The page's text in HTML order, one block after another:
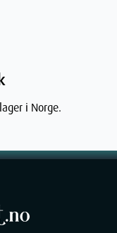
i Norge.